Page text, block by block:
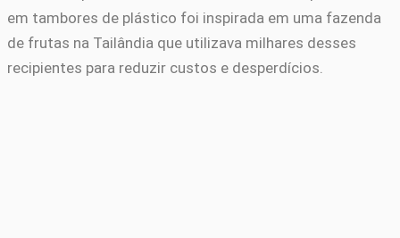
em tambores de plástico foi inspirada em uma fazenda
de frutas na Tailândia que utilizava milhares desses
recipientes para reduzir custos e desperdícios.